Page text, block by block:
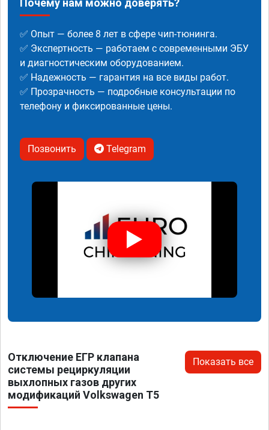
Почему нам можно доверять?
✅ Опыт — более 8 лет в сфере чип-тюнинга.
✅ Экспертность — работаем с современными ЭБУ
и диагностическим оборудованием.
✅ Надежность — гарантия на все виды работ.
✅ Прозрачность — подробные консультации по
телефону и фиксированные цены.
Позвонить Telegram
Отключение ЕГР клапана
системы рециркуляции
выхлопных газов других
модификаций Volkswagen T5
Показать все